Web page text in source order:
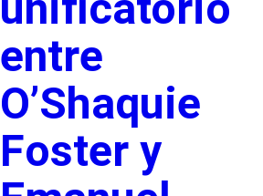
entre
O’Shaquie
Foster y